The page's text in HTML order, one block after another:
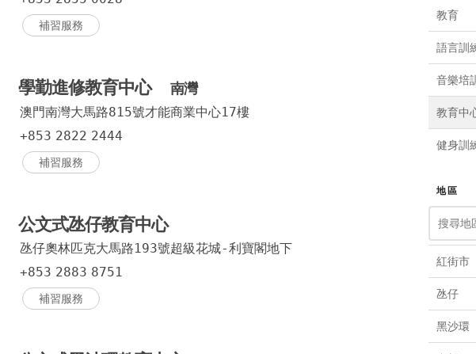
補習服務
學勤進修教育中心 南灣
澳門南灣大馬路815號才能商業中心17樓
+853 2822 2444
補習服務
公文式氹仔教育中心
氹仔奧林匹克大馬路193號超級花城-利寶閣地下
+853 2883 8751
補習服務
教育
語言訓
音樂培
教育
健身訓
藝術
地區
紅街市
氹仔
黑沙環